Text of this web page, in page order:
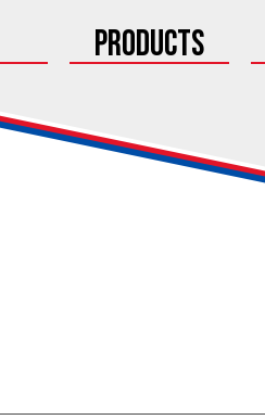
Products